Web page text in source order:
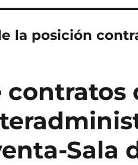
la posición
contratos
Sala